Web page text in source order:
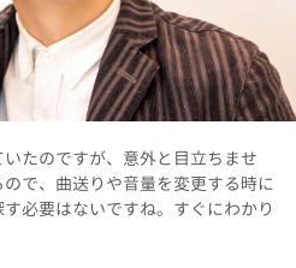
たのですが、意外と目立ちませ
で、曲送りや音量を変更する時に
必要はないですね。すぐにわかり